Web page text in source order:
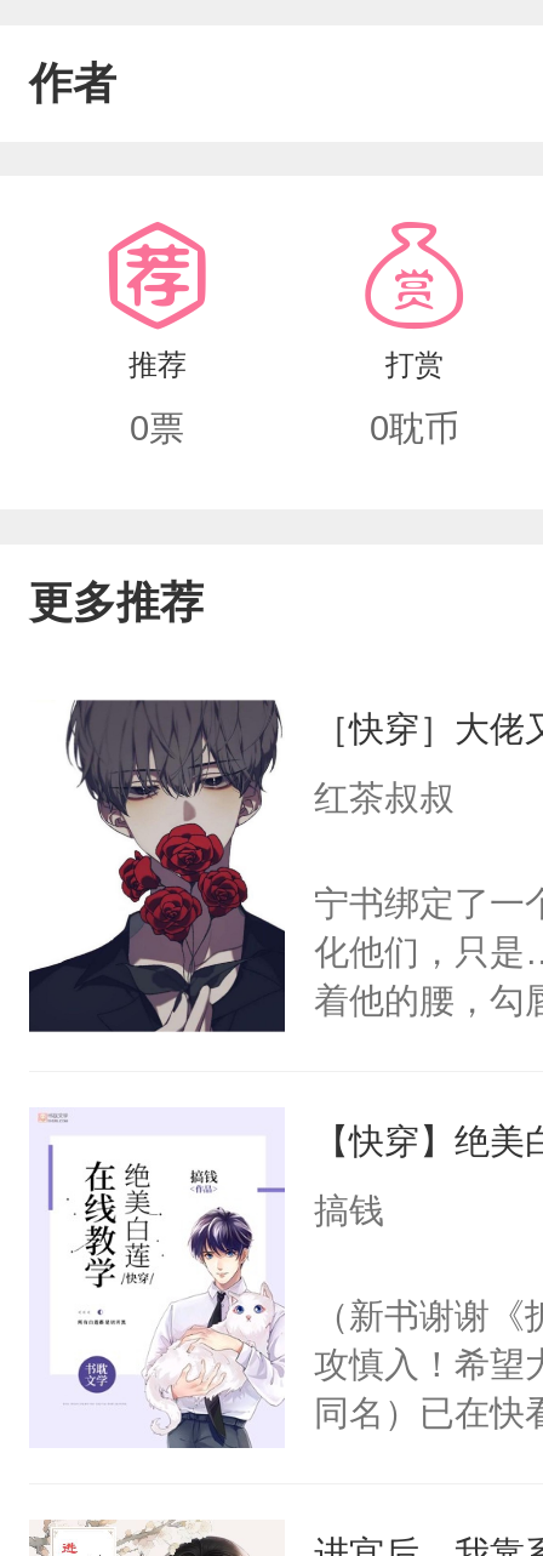
敌方突然冒出了一个黑发黑眸的东方
让他重生，并告诉他，黑发的东方人
为了人类的玩物，希望他能改变这一
伴侣，还修习了禁术，准备封闭精灵
作者
推荐
0票
打赏
0耽币
更多推荐
［快穿］大
红茶叔叔
宁书绑定了一
化他们，只是
着他的腰，勾
来，给老公
用力——为你
【快穿】绝
搞钱
（新书谢谢
攻慎入！希望
同名）已在快